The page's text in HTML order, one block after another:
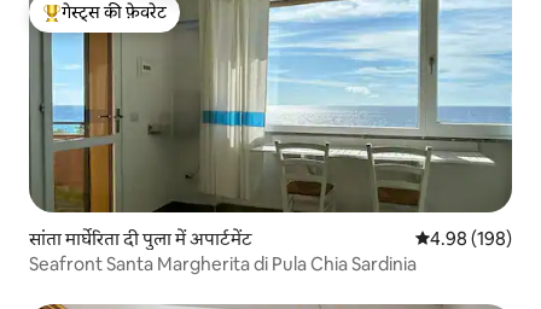
गेस्ट्स का टॉप फ़ेवरेट
गेस्ट्स की फ़ेवरेट
सांता मार्घेरिता दी पुला में अपार्टमेंट औसत रेटिंग 5 में से
4.98 (198)
Seafront Santa Margherita di Pula Chia Sardinia